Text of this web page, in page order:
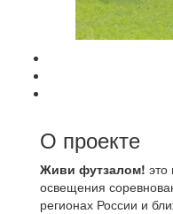
О проекте
Живи футзалом!
освещения
регионах России и